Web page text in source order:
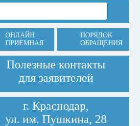
ОНЛАЙН
ПРИЕМНАЯ
ПОРЯДОК
ОБРАЩЕНИЯ
Полезные контакты
для заявителей
г. Краснодар,
ул. им. Пушкина, 28